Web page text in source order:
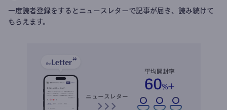
一度読者登録をするとニュースレターで記事が届き、読み続けて
もらえます。